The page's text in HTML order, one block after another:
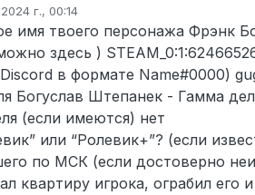
г., 00:14
имя твоего персонажа Фрэнк
здесь )
в формате Name#0000)
Богуслав Штепанек - Гамма
(если имеются) нет
или “Ролевик+”? (если
по МСК (если достоверно
квартиру игрока, ограбил его